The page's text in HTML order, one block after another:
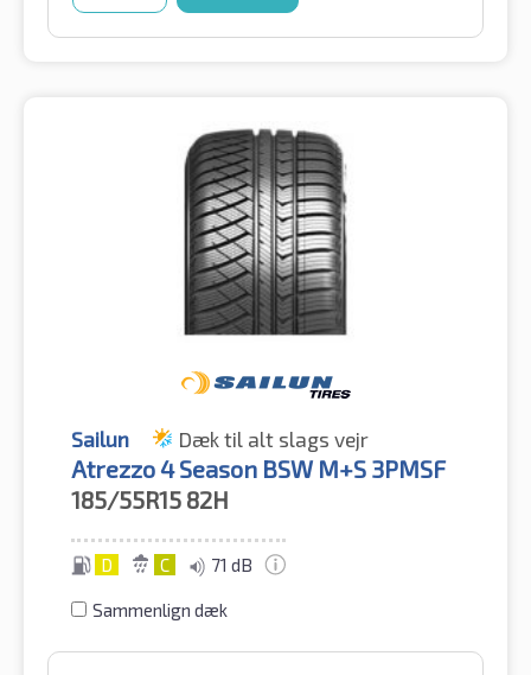
Sailun Dæk til alt slags vejr
Atrezzo 4 Season BSW M+S 3PMSF
185/55R15 82H
D C 71 dB
Sammenlign dæk